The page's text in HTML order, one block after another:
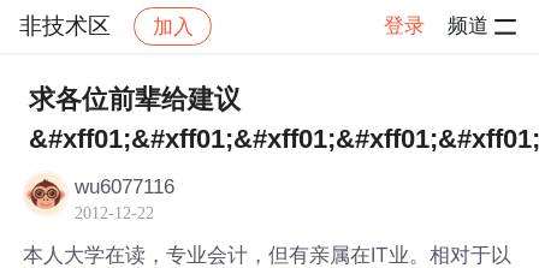
非技术区 加入 登录 频道
社区 非技术区 帖子详情
求各位前辈给建议
wu6077116
2012-12-22
本人大学在读，专业会计，但有亲属在IT业。相对于以